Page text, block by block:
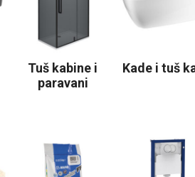
Tuš kabine i
paravani
Kade i tuš